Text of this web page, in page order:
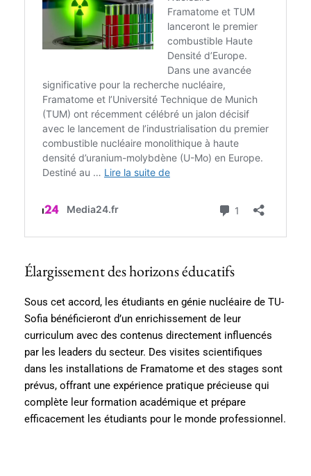
Élargissement des horizons éducatifs
Sous cet accord, les étudiants en génie nucléaire de TU-
Sofia bénéficieront d’un enrichissement de leur
curriculum avec des contenus directement influencés
par les leaders du secteur. Des visites scientifiques
dans les installations de Framatome et des stages sont
prévus, offrant une expérience pratique précieuse qui
complète leur formation académique et prépare
efficacement les étudiants pour le monde professionnel.